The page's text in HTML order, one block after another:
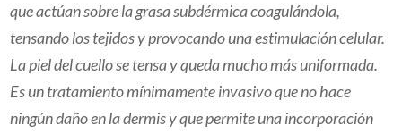
que actúan sobre la grasa subdérmica coagulándola,
tensando los tejidos y provocando una estimulación celular.
La piel del cuello se tensa y queda mucho más uniformada.
Es un tratamiento mínimamente invasivo que no hace
ningún daño en la dermis y que permite una incorporación